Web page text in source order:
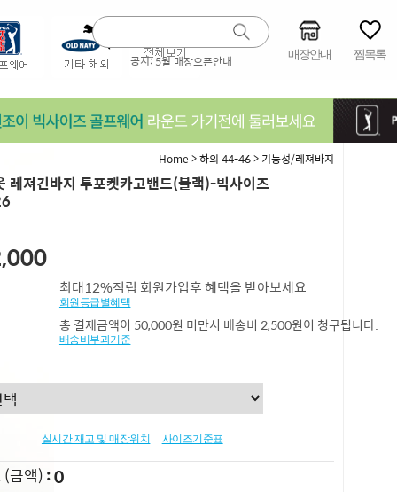
공지:5월 매장오픈안내 매장안내 찜목록
Home>하의 44-46> 기능성/레져바지
레져긴바지 투포켓카고밴드(블랙)-빅사이즈
최대12%적립 회원가입후 혜택을 받아보세요
회원등급별혜택
총 결제금액이 50,000원 미만시 배송비 2,500원이 청구됩니다.
배송비부과기준
실시간 재고 및 매장위치 사이즈기준표
(금액) 0